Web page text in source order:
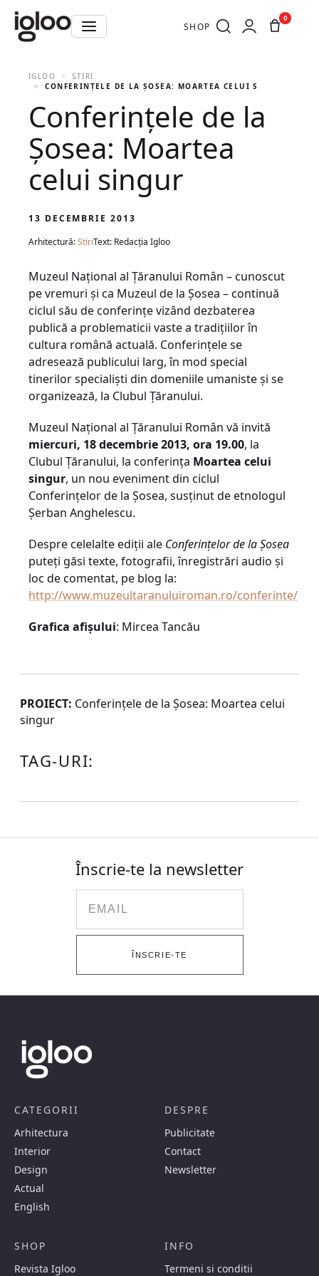
SHOP
0
IGLOO
STIRI
CONFERINŢELE DE LA ŞOSEA: MOARTEA CELUI SINGUR
Conferinţele de la
Şosea: Moartea
celui singur
13 DECEMBRIE 2013
Arhitectură:StiriText: Redacția Igloo
Muzeul Naţional al Ţăranului Român – cunoscut
pe vremuri şi ca Muzeul de la Şosea – continuă
ciclul său de conferinţe vizând dezbaterea
publică a problematicii vaste a tradiţiilor în
cultura română actuală. Conferinţele se
adresează publicului larg, în mod special
tinerilor specialişti din domeniile umaniste şi se
organizează, la Clubul Ţăranului.
Muzeul Naţional al Ţăranului Român vă invită
miercuri, 18 decembrie 2013, ora 19.00, la
Clubul Ţăranului, la conferinţa Moartea celui
singur, un nou eveniment din ciclul
Conferinţelor de la Şosea, susţinut de etnologul
Şerban Anghelescu.
Despre celelalte ediţii ale Conferinţelor de la Şosea
puteţi găsi texte, fotografii, înregistrări audio şi
loc de comentat, pe blog la:
http://www.muzeultaranuluiroman.ro/conferinte/
Grafica afişului: Mircea Tancău
PROIECT: Conferinţele de la Şosea: Moartea celui
singur
TAG-URI:
Înscrie-te la newsletter
ÎNSCRIE-TE
CATEGORII
Arhitectura
Interior
Design
Actual
English
DESPRE
Publicitate
Contact
Newsletter
SHOP
Revista Igloo
INFO
Termeni si conditii